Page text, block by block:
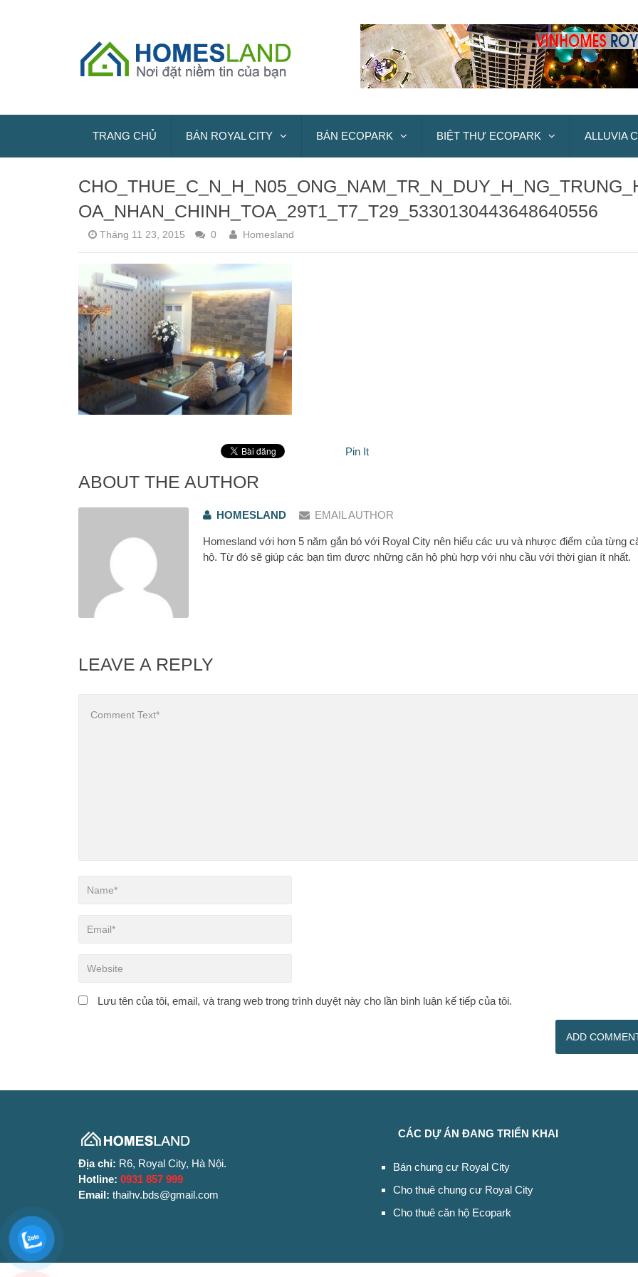
TRANG CHỦ BÁN ROYAL CITY BÁN ECOPARK BIỆT THỰ ECOPARK ALLUVIA
OA_NHAN_CHINH_TOA_29T1_T7_T29_5330130443648640556
Tháng 11 23, 2015 0 Homesland
Pin It
ABOUT THE AUTHOR
HOMESLAND EMAIL AUTHOR
Homesland với hơn 5 năm gắn bó với Royal City nên hiểu các ưu và nhược điểm của từng
hộ. Từ đó sẽ giúp các bạn tìm được những căn hộ phù hợp với nhu cầu với thời gian ít nhất.
LEAVE A REPLY
Lưu tên của tôi, email, và trang web trong trình duyệt này cho lần bình luận kế tiếp của tôi.
Địa chỉ: R6, Royal City, Hà Nội.
Hotline: 0931 857 999
Email: thaihv.bds@gmail.com
CÁC DỰ ÁN ĐANG TRIỂN KHAI
Bán chung cư Royal City
Cho thuê chung cư Royal City
Cho thuê căn hộ Ecopark